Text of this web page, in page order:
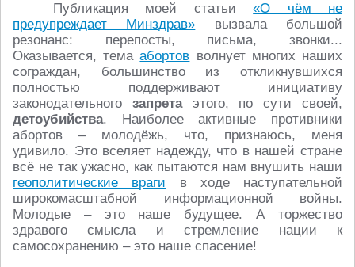
Публикация моей статьи«О чём не
предупреждает Минздрав» вызвала большой
резонанс: перепосты, письма, звонки...
Оказывается, темаабортов волнует многих наших
сограждан, большинство из откликнувшихся
полностью поддерживают инициативу
законодательного запретаэтого, по сути своей,
детоубийства. Наиболее активные противники
абортов – молодёжь, что, признаюсь, меня
удивило. Это вселяет надежду, что в нашей стране
всё не так ужасно, как пытаются нам внушить наши
геополитические враги в ходе наступательной
широкомасштабной информационной войны.
Молодые – это наше будущее. А торжество
здравого смысла и стремление нации к
самосохранению – это наше спасение!